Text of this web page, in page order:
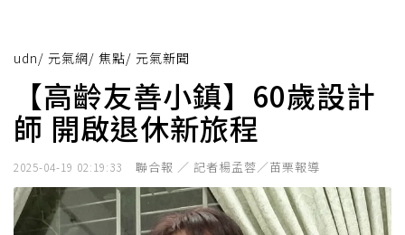
udn/ 元氣網/ 焦點/ 元氣新聞
【高齡友善小鎮】60歲設計
師 開啟退休新旅程
2025-04-19 02:19:33 聯合報 ／ 記者楊孟蓉／苗栗報導